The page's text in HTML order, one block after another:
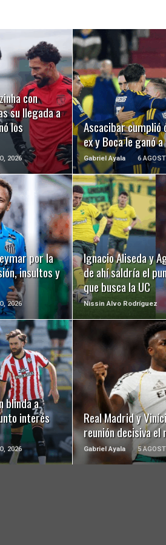
con
su llegada a
los
2026
Ascacibar cumplió
ex y Boca le ganó
Gabriel Ayala 6
LEER
por la
insultos y
2026
Ignacio Aliseda y
de ahí saldría el
que busca la UC
Nissin Alvo Rodríguez
LEER
blinda a
interés
2026
Real Madrid y
reunión decisiva el
Gabriel Ayala 5
LEER